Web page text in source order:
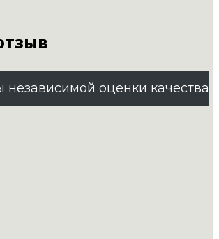
независимой оценки качества